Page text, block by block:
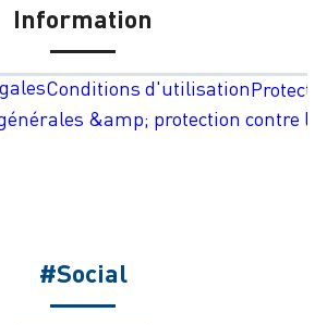
Information
Conditions d'utilisation
&amp; protection contre
#Social